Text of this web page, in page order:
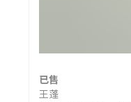
已售
王蓬